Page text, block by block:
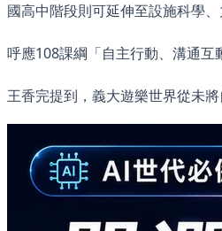
國高中階段則可延伸至設施科學
呼應108課綱「自主行動、溝通互
王香完提到，義大遊樂世界從未